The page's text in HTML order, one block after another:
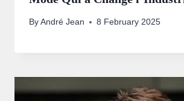
By André Jean 8 February 2025